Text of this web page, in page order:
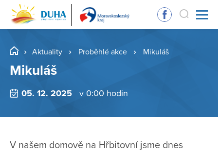
Aktuality Proběhlé akce Mikuláš
Mikuláš
05. 12. 2025 v 0:00 hodin
V našem domově na Hřbitovní jsme dnes